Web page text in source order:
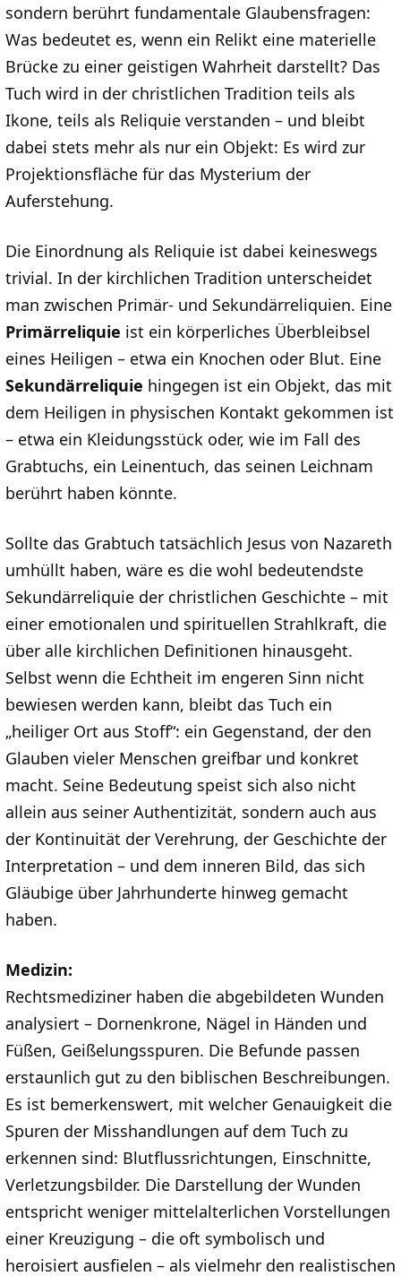
sondern berührt fundamentale Glaubensfragen:
Was bedeutet es, wenn ein Relikt eine materielle
Brücke zu einer geistigen Wahrheit darstellt? Das
Tuch wird in der christlichen Tradition teils als
Ikone, teils als Reliquie verstanden – und bleibt
dabei stets mehr als nur ein Objekt: Es wird zur
Projektionsfläche für das Mysterium der
Auferstehung.
Die Einordnung als Reliquie ist dabei keineswegs
trivial. In der kirchlichen Tradition unterscheidet
man zwischen Primär- und Sekundärreliquien. Eine
Primärreliquie ist ein körperliches Überbleibsel
eines Heiligen – etwa ein Knochen oder Blut. Eine
Sekundärreliquie hingegen ist ein Objekt, das mit
dem Heiligen in physischen Kontakt gekommen ist
– etwa ein Kleidungsstück oder, wie im Fall des
Grabtuchs, ein Leinentuch, das seinen Leichnam
berührt haben könnte.
Sollte das Grabtuch tatsächlich Jesus von Nazareth
umhüllt haben, wäre es die wohl bedeutendste
Sekundärreliquie der christlichen Geschichte – mit
einer emotionalen und spirituellen Strahlkraft, die
über alle kirchlichen Definitionen hinausgeht.
Selbst wenn die Echtheit im engeren Sinn nicht
bewiesen werden kann, bleibt das Tuch ein
„heiliger Ort aus Stoff“: ein Gegenstand, der den
Glauben vieler Menschen greifbar und konkret
macht. Seine Bedeutung speist sich also nicht
allein aus seiner Authentizität, sondern auch aus
der Kontinuität der Verehrung, der Geschichte der
Interpretation – und dem inneren Bild, das sich
Gläubige über Jahrhunderte hinweg gemacht
haben.
Medizin:
Rechtsmediziner haben die abgebildeten Wunden
analysiert – Dornenkrone, Nägel in Händen und
Füßen, Geißelungsspuren. Die Befunde passen
erstaunlich gut zu den biblischen Beschreibungen.
Es ist bemerkenswert, mit welcher Genauigkeit die
Spuren der Misshandlungen auf dem Tuch zu
erkennen sind: Blutflussrichtungen, Einschnitte,
Verletzungsbilder. Die Darstellung der Wunden
entspricht weniger mittelalterlichen Vorstellungen
einer Kreuzigung – die oft symbolisch und
heroisiert ausfielen – als vielmehr den realistischen